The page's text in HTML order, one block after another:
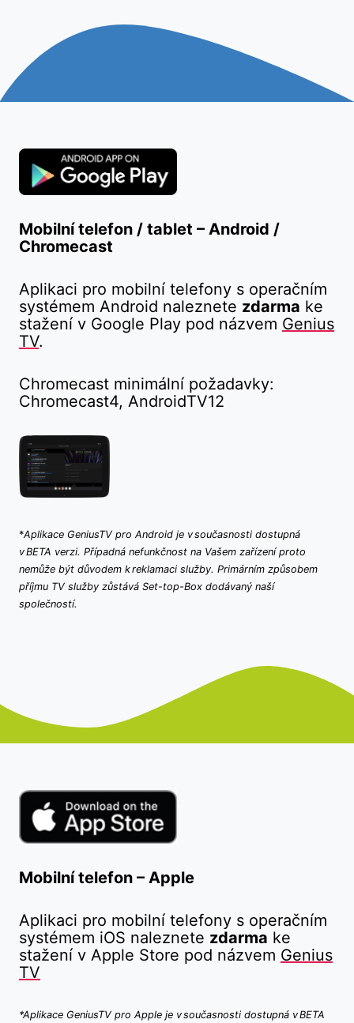
Mobilní telefon / tablet – Android /
Chromecast
Aplikaci pro mobilní telefony s operačním
systémem Android naleznete zdarma ke
stažení v Google Play pod názvem Genius
TV.
Chromecast minimální požadavky:
Chromecast4, AndroidTV12
*Aplikace GeniusTV pro Android je v současnosti dostupná
v BETA verzi. Případná nefunkčnost na Vašem zařízení proto
nemůže být důvodem k reklamaci služby. Primárním způsobem
příjmu TV služby zůstává Set-top-Box dodávaný naší
společností.
Mobilní telefon – Apple
Aplikaci pro mobilní telefony s operačním
systémem iOS naleznete zdarma ke
stažení v Apple Store pod názvem Genius
TV
*Aplikace GeniusTV pro Apple je v současnosti dostupná v BETA